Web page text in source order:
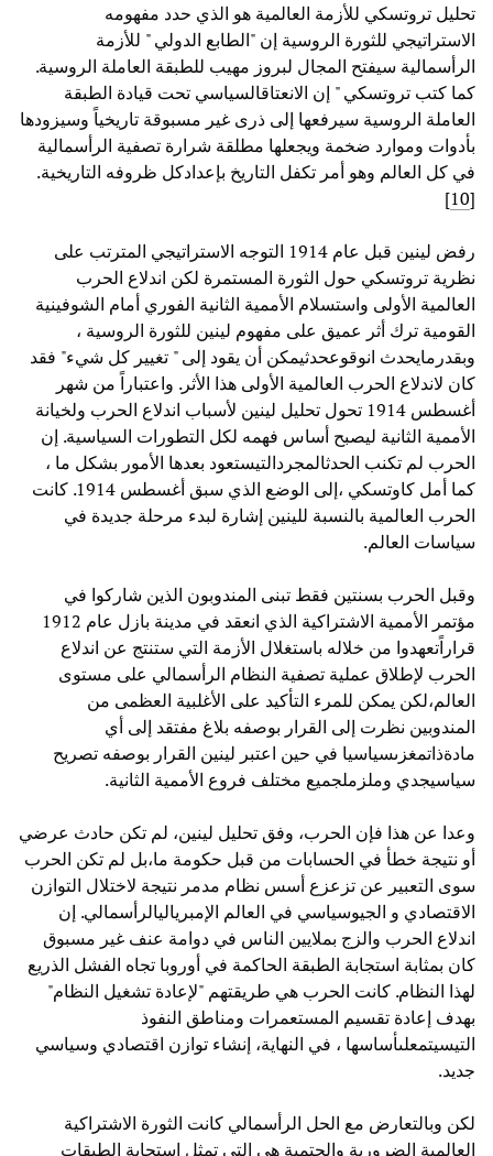
تحليل تروتسكي للأزمة العالمية هو الذي حدد مفهومه
الاستراتيجي للثورة الروسية إن "الطابع الدولي " للأزمة
الرأسمالية سيفتح المجال لبروز مهيب للطبقة العاملة الروسية.
كما كتب تروتسكي " إن الانعتاقالسياسي تحت قيادة الطبقة
العاملة الروسية سيرفعها إلى ذرى غير مسبوقة تاريخياً وسيزودها
بأدوات وموارد ضخمة ويجعلها مطلقة شرارة تصفية الرأسمالية
في كل العالم وهو أمر تكفل التاريخ بإعدادكل ظروفه التاريخية.
[
10
]
رفض لينين قبل عام 1914 التوجه الاستراتيجي المترتب على
نظرية تروتسكي حول الثورة المستمرة لكن اندلاع الحرب
العالمية الأولى واستسلام الأممية الثانية الفوري أمام الشوفينية
القومية ترك أثر عميق على مفهوم لينين للثورة الروسية ،
وبقدرمايحدث انوقوعحدثيمكن أن يقود إلى " تغيير كل شيء" فقد
كان لاندلاع الحرب العالمية الأولى هذا الأثر. واعتباراً من شهر
أغسطس 1914 تحول تحليل لينين لأسباب اندلاع الحرب ولخيانة
الأممية الثانية ليصبح أساس فهمه لكل التطورات السياسية. إن
الحرب لم تكنب الحدثالمجردالتيستعود بعدها الأمور بشكل ما ،
كما أمل كاوتسكي ،إلى الوضع الذي سبق أغسطس 1914. كانت
الحرب العالمية بالنسبة للينين إشارة لبدء مرحلة جديدة في
سياسات العالم.
وقبل الحرب بسنتين فقط تبنى المندوبون الذين شاركوا في
مؤتمر الأممية الاشتراكية الذي انعقد في مدينة بازل عام 1912
قراراًتعهدوا من خلاله باستغلال الأزمة التي ستنتج عن اندلاع
الحرب لإطلاق عملية تصفية النظام الرأسمالي على مستوى
العالم،لكن يمكن للمرء التأكيد على الأغلبية العظمى من
المندوبين نظرت إلى القرار بوصفه بلاغ مفتقد إلى أي
مادةذاتمغزىسياسيا في حين اعتبر لينين القرار بوصفه تصريح
سياسيجدي وملزملجميع مختلف فروع الأممية الثانية.
وعدا عن هذا فإن الحرب، وفق تحليل لينين، لم تكن حادث عرضي
أو نتيجة خطأ في الحسابات من قبل حكومة ما،بل لم تكن الحرب
سوى التعبير عن تزعزع أسس نظام مدمر نتيجة لاختلال التوازن
الاقتصادي و الجيوسياسي في العالم الإمبرياليالرأسمالي. إن
اندلاع الحرب والزج بملايين الناس في دوامة عنف غير مسبوق
كان بمثابة استجابة الطبقة الحاكمة في أوروبا تجاه الفشل الذريع
لهذا النظام. كانت الحرب هي طريقتهم "لإعادة تشغيل النظام"
بهدف إعادة تقسيم المستعمرات ومناطق النفوذ
التيسيتمعلىأساسها ، في النهاية، إنشاء توازن اقتصادي وسياسي
جديد.
لكن وبالتعارض مع الحل الرأسمالي كانت الثورة الاشتراكية
العالمية الضرورية والحتمية هي التي تمثل استجابة الطبقات